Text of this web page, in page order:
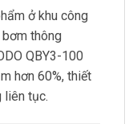
ở khu công
thông
QBY3-100
hơn 60%, thiết
liên tục.